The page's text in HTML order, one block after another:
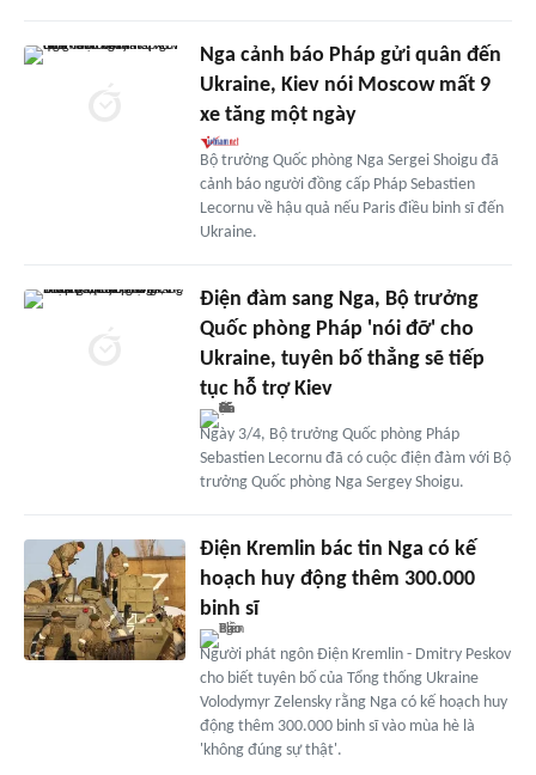
Nga cảnh báo Pháp gửi quân đến
Ukraine, Kiev nói Moscow mất 9
xe tăng một ngày
Bộ trưởng Quốc phòng Nga Sergei Shoigu đã
cảnh báo người đồng cấp Pháp Sebastien
Lecornu về hậu quả nếu Paris điều binh sĩ đến
Ukraine.
Điện đàm sang Nga, Bộ trưởng
Quốc phòng Pháp 'nói đỡ' cho
Ukraine, tuyên bố thẳng sẽ tiếp
tục hỗ trợ Kiev
Ngày 3/4, Bộ trưởng Quốc phòng Pháp
Sebastien Lecornu đã có cuộc điện đàm với Bộ
trưởng Quốc phòng Nga Sergey Shoigu.
Điện Kremlin bác tin Nga có kế
hoạch huy động thêm 300.000
binh sĩ
Người phát ngôn Điện Kremlin - Dmitry Peskov
cho biết tuyên bố của Tổng thống Ukraine
Volodymyr Zelensky rằng Nga có kế hoạch huy
động thêm 300.000 binh sĩ vào mùa hè là
'không đúng sự thật'.